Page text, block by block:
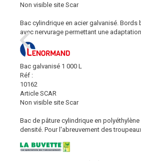
Non visible site Scar
Bac cylindrique en acier galvanisé. Bords
avec nervurage permettant une
Bac galvanisé 1 000 L
Réf :
10162
Article SCAR
Non visible site Scar
Bac de pâture cylindrique en
densité. Pour l'abreuvement des